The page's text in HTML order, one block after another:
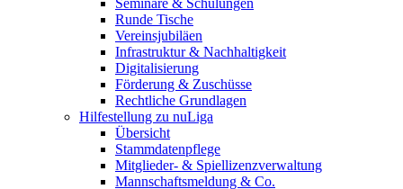
Seminare & Schulungen
Runde Tische
Vereinsjubiläen
Infrastruktur & Nachhaltigkeit
Digitalisierung
Förderung & Zuschüsse
Rechtliche Grundlagen
Hilfestellung zu nuLiga
Übersicht
Stammdatenpflege
Mitglieder- & Spiellizenzverwaltung
Mannschaftsmeldung & Co.